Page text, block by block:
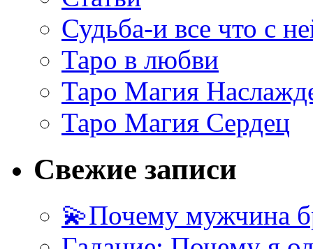
Судьба-и все что с
Таро в любви
Таро Магия
Таро Магия Сердец
Свежие записи
💫Почему мужчина